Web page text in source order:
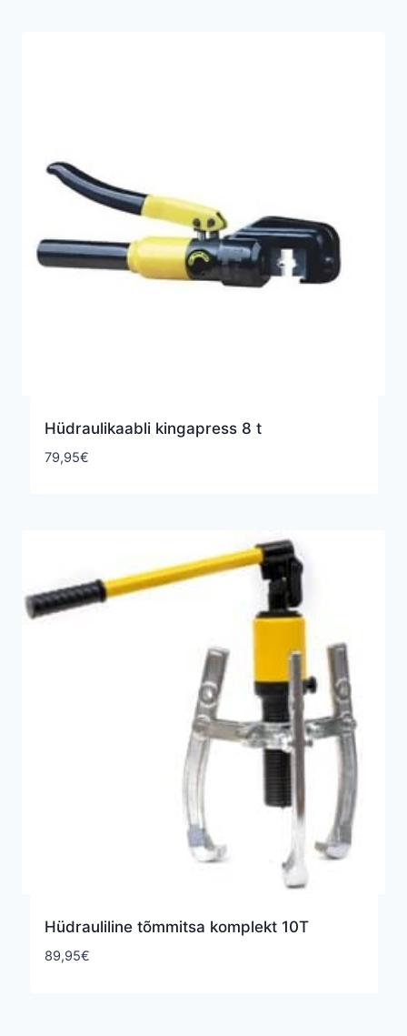
Hüdraulikaabli kingapress 8 t
79,95€
Hüdrauliline tõmmitsa komplekt 10T
89,95€